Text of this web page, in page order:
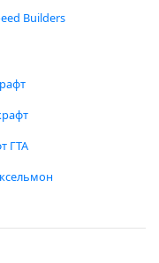
Builders
ГТА